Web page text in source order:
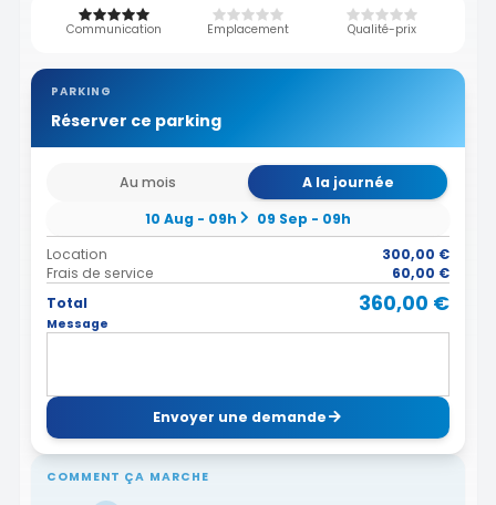
Communication Emplacement Qualité-prix
PARKING
Réserver ce parking
Au mois
A la journée
10 Aug - 09h
09 Sep - 09h
Location
300,00 €
Frais de service
60,00 €
Total
360,00 €
Message
Envoyer une demande
COMMENT ÇA MARCHE